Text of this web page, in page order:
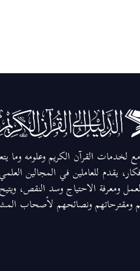
لخدمات القرآن الكريم وعلومه وما
يقدم للعاملين في المجالين
ومعرفة الاحتياج وسد النقص،
ومقترحاتهم ونصائحهم لأصحاب